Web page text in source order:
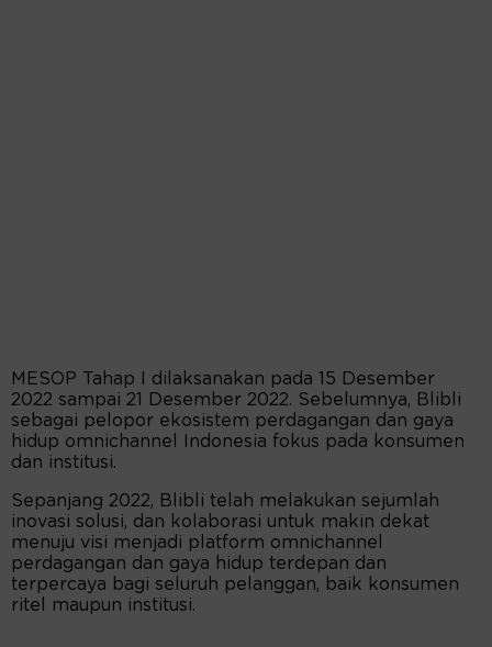
MESOP Tahap I dilaksanakan pada 15 Desember
2022 sampai 21 Desember 2022. Sebelumnya, Blibli
sebagai pelopor ekosistem perdagangan dan gaya
hidup omnichannel Indonesia fokus pada konsumen
dan institusi.
Sepanjang 2022, Blibli telah melakukan sejumlah
inovasi solusi, dan kolaborasi untuk makin dekat
menuju visi menjadi platform omnichannel
perdagangan dan gaya hidup terdepan dan
terpercaya bagi seluruh pelanggan, baik konsumen
ritel maupun institusi.